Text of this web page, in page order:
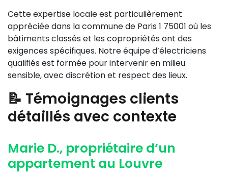
Cette expertise locale est particulièrement
appréciée dans la commune de Paris 1 75001 où les
bâtiments classés et les copropriétés ont des
exigences spécifiques. Notre équipe d’électriciens
qualifiés est formée pour intervenir en milieu
sensible, avec discrétion et respect des lieux.
📝 Témoignages clients
détaillés avec contexte
Marie D., propriétaire d’un
appartement au Louvre